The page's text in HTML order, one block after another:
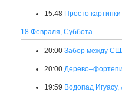
15:48 Просто
18 Февраля, Суббота
20:00 Забор между
20:00
19:59 Водопад